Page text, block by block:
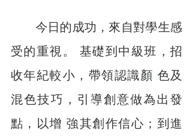
今日的成功，來自對學生感
受的重視。 基礎到中級班，招
收年紀較小，帶領認識顏 色及
混色技巧，引導創意做為出發
點，以增 強其創作信心；到進